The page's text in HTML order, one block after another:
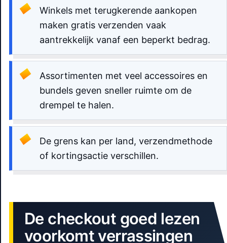
Winkels met terugkerende aankopen
maken gratis verzenden vaak
aantrekkelijk vanaf een beperkt bedrag.
Assortimenten met veel accessoires en
bundels geven sneller ruimte om de
drempel te halen.
De grens kan per land, verzendmethode
of kortingsactie verschillen.
De checkout goed lezen
voorkomt verrassingen